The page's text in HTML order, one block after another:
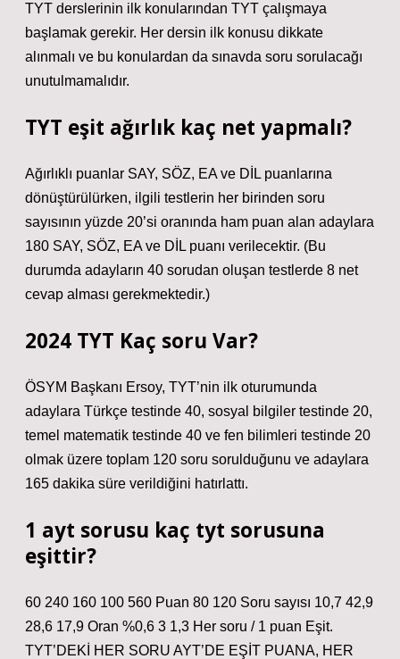
TYT derslerinin ilk konularından TYT çalışmaya
başlamak gerekir. Her dersin ilk konusu dikkate
alınmalı ve bu konulardan da sınavda soru sorulacağı
unutulmamalıdır.
TYT eşit ağırlık kaç net yapmalı?
Ağırlıklı puanlar SAY, SÖZ, EA ve DİL puanlarına
dönüştürülürken, ilgili testlerin her birinden soru
sayısının yüzde 20’si oranında ham puan alan adaylara
180 SAY, SÖZ, EA ve DİL puanı verilecektir. (Bu
durumda adayların 40 sorudan oluşan testlerde 8 net
cevap alması gerekmektedir.)
2024 TYT Kaç soru Var?
ÖSYM Başkanı Ersoy, TYT’nin ilk oturumunda
adaylara Türkçe testinde 40, sosyal bilgiler testinde 20,
temel matematik testinde 40 ve fen bilimleri testinde 20
olmak üzere toplam 120 soru sorulduğunu ve adaylara
165 dakika süre verildiğini hatırlattı.
1 ayt sorusu kaç tyt sorusuna
eşittir?
60 240 160 100 560 Puan 80 120 Soru sayısı 10,7 42,9
28,6 17,9 Oran %0,6 3 1,3 Her soru / 1 puan Eşit.
TYT’DEKİ HER SORU AYT’DE EŞİT PUANA, HER